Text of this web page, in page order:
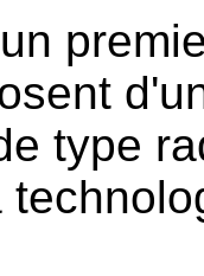
type